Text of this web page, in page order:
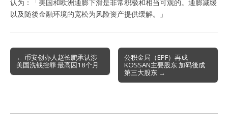
认为：「美国和欧洲通膨下滑是非常积极和相当可观的。通膨减缓
以及随後金融环境的宽松为风险资产提供缓解。」
Post
navigation
← 币安创办人赵长鹏承认涉
美国洗钱控罪 最高囚18个月
公积金局（EPF）再成
KOSSAN主要股东 加码後成
第三大股东 →